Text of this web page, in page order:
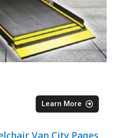
Learn More